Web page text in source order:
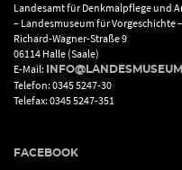
Landesamt für Denkmalpflege und
– Landesmuseum für Vorgeschichte –
Richard-Wagner-Straße 9
06114 Halle (Saale)
E-Mail:
Telefon: 0345 5247-30
Telefax: 0345 5247-351
FACEBOOK